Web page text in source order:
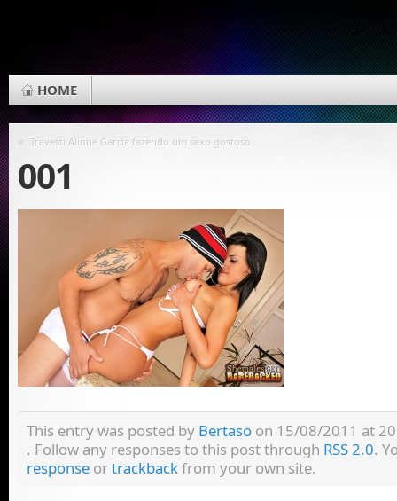
HOME
« Travesti Alinne Garcia fazendo um sexo gostoso
001
This entry was posted by Bertaso on 15/08/2011 at
. Follow any responses to this post through RSS 2.0.
response ortrackbackfrom your own site.